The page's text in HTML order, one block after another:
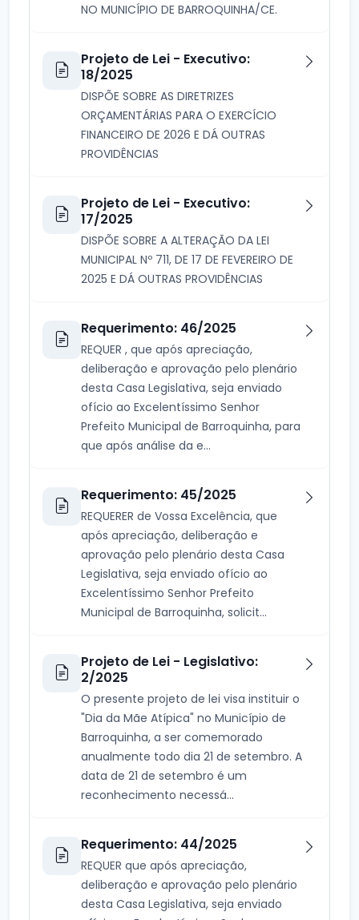
NO MUNICÍPIO DE BARROQUINHA/CE.
Projeto de Lei - Executivo:
18/2025
DISPÕE SOBRE AS DIRETRIZES
ORÇAMENTÁRIAS PARA O EXERCÍCIO
FINANCEIRO DE 2026 E DÁ OUTRAS
PROVIDÊNCIAS
Projeto de Lei - Executivo:
17/2025
DISPÕE SOBRE A ALTERAÇÃO DA LEI
MUNICIPAL Nº 711, DE 17 DE FEVEREIRO DE
2025 E DÁ OUTRAS PROVIDÊNCIAS
Requerimento: 46/2025
REQUER , que após apreciação,
deliberação e aprovação pelo plenário
desta Casa Legislativa, seja enviado
ofício ao Excelentíssimo Senhor
Prefeito Municipal de Barroquinha, para
que após análise da e...
Requerimento: 45/2025
REQUERER de Vossa Excelência, que
após apreciação, deliberação e
aprovação pelo plenário desta Casa
Legislativa, seja enviado ofício ao
Excelentíssimo Senhor Prefeito
Municipal de Barroquinha, solicit...
Projeto de Lei - Legislativo:
2/2025
O presente projeto de lei visa instituir o
"Dia da Mãe Atípica" no Município de
Barroquinha, a ser comemorado
anualmente todo dia 21 de setembro. A
data de 21 de setembro é um
reconhecimento necessá...
Requerimento: 44/2025
REQUER que após apreciação,
deliberação e aprovação pelo plenário
desta Casa Legislativa, seja enviado